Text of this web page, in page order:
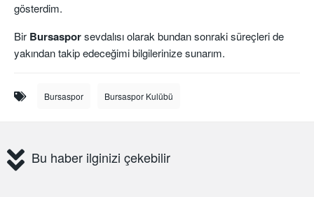
gösterdim.
Bir Bursasporsevdalısı olarak bundan sonraki süreçleri de
yakından takip edeceğimi bilgilerinize sunarım.
Bursaspor Bursaspor Kulübü
Bu haber ilginizi çekebilir